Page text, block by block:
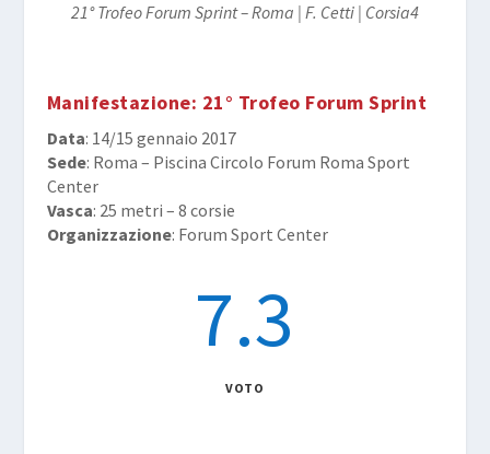
21° Trofeo Forum Sprint – Roma | F. Cetti | Corsia4
Manifestazione: 21° Trofeo Forum Sprint
Data: 14/15 gennaio 2017
Sede: Roma – Piscina Circolo Forum Roma Sport
Center
Vasca: 25 metri – 8 corsie
Organizzazione: Forum Sport Center
7.3
VOTO